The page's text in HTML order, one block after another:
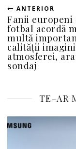
ANTERIOR
Fanii europeni
fotbal acordă
multă
calității
atmosferei,
sondaj
TE-AR